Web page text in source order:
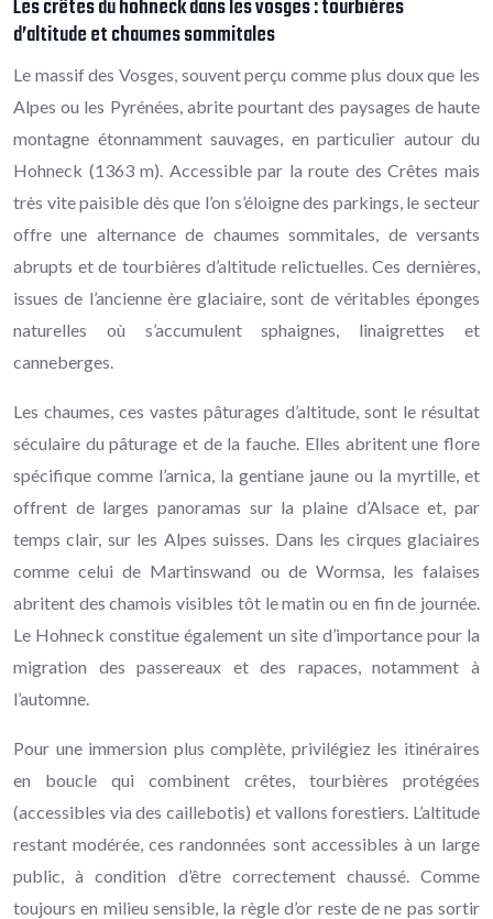
Les crêtes du hohneck dans les vosges : tourbières
d’altitude et chaumes sommitales
Le massif des Vosges, souvent perçu comme plus doux que les
Alpes ou les Pyrénées, abrite pourtant des paysages de haute
montagne étonnamment sauvages, en particulier autour du
Hohneck (1363 m). Accessible par la route des Crêtes mais
très vite paisible dès que l’on s’éloigne des parkings, le secteur
offre une alternance de chaumes sommitales, de versants
abrupts et de tourbières d’altitude relictuelles. Ces dernières,
issues de l’ancienne ère glaciaire, sont de véritables éponges
naturelles où s’accumulent sphaignes, linaigrettes et
canneberges.
Les chaumes, ces vastes pâturages d’altitude, sont le résultat
séculaire du pâturage et de la fauche. Elles abritent une flore
spécifique comme l’arnica, la gentiane jaune ou la myrtille, et
offrent de larges panoramas sur la plaine d’Alsace et, par
temps clair, sur les Alpes suisses. Dans les cirques glaciaires
comme celui de Martinswand ou de Wormsa, les falaises
abritent des chamois visibles tôt le matin ou en fin de journée.
Le Hohneck constitue également un site d’importance pour la
migration des passereaux et des rapaces, notamment à
l’automne.
Pour une immersion plus complète, privilégiez les itinéraires
en boucle qui combinent crêtes, tourbières protégées
(accessibles via des caillebotis) et vallons forestiers. L’altitude
restant modérée, ces randonnées sont accessibles à un large
public, à condition d’être correctement chaussé. Comme
toujours en milieu sensible, la règle d’or reste de ne pas sortir